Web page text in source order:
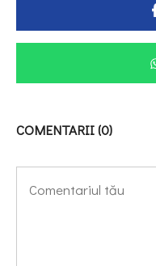
COMENTARII (0)